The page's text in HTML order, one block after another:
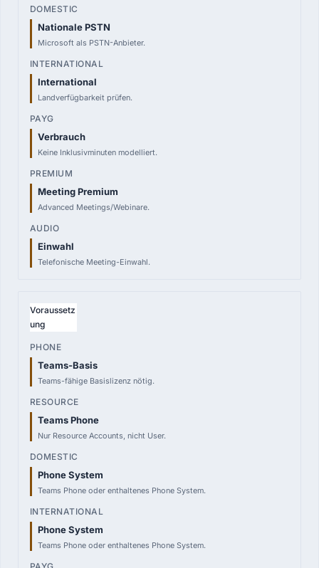
DOMESTIC
10,50 €
INTERNATIONAL
20,20 €
pro User
0,00 €
Verbrauch
PREMIUM
pro User
AUDIO
Nationale PSTN
Microsoft als PSTN-Anbieter.
International
Landverfügbarkeit prüfen.
Verbrauch
Keine Inklusivminuten modelliert.
Meeting Premium
Advanced Meetings/Webinare.
Einwahl
Telefonische Meeting-Einwahl.
Voraussetz
ung
Teams-Basis
Teams-fähige Basislizenz nötig.
Teams Phone
Nur Resource Accounts, nicht User.
Phone System
Teams Phone oder enthaltenes Phone System.
Phone System
Teams Phone oder enthaltenes Phone System.